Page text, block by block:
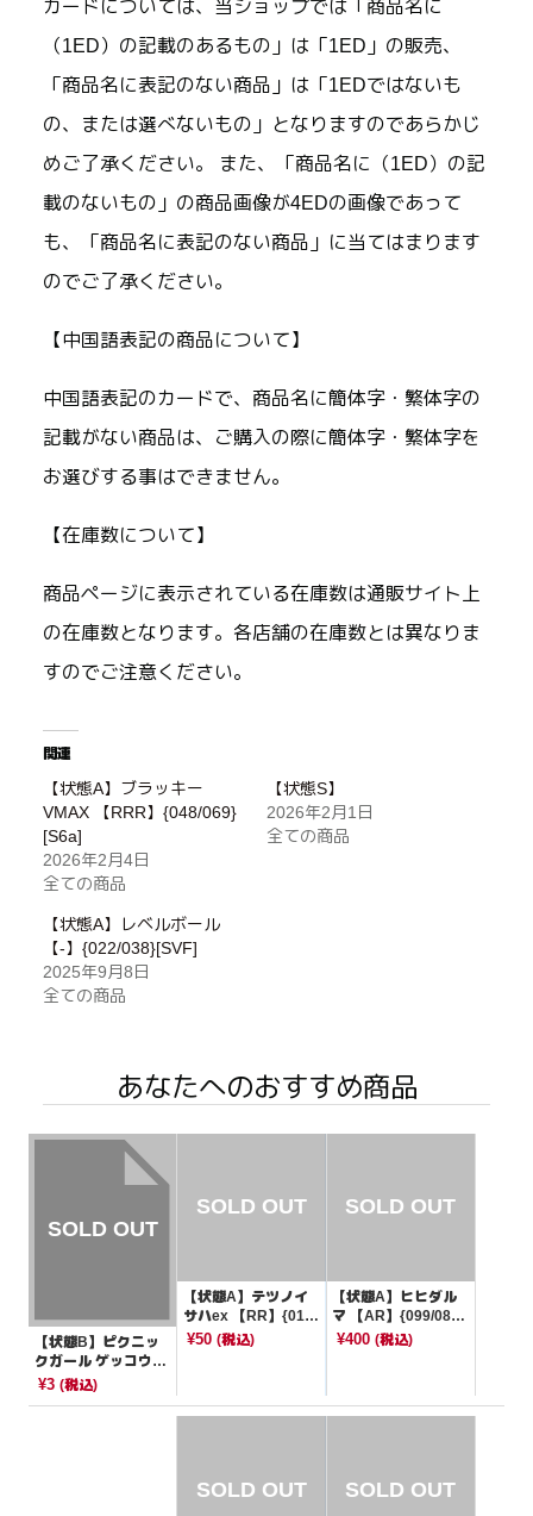
カードについては、当ショップでは「商品名に
（1ED）の記載のあるもの」は「1ED」の販売、
「商品名に表記のない商品」は「1EDではないも
の、または選べないもの」となりますのであらかじ
めご了承ください。 また、「商品名に（1ED）の記
載のないもの」の商品画像が4EDの画像であって
も、「商品名に表記のない商品」に当てはまります
のでご了承ください。
【中国語表記の商品について】
中国語表記のカードで、商品名に簡体字・繁体字の
記載がない商品は、ご購入の際に簡体字・繁体字を
お選びする事はできません。
【在庫数について】
商品ページに表示されている在庫数は通販サイト上
の在庫数となります。各店舗の在庫数とは異なりま
すのでご注意ください。
関連
【状態A】ブラッキー
VMAX 【RRR】{048/069}
[S6a]
2026年2月4日
全ての商品
【状態S】
2026年2月1日
全ての商品
【状態A】レベルボール
【-】{022/038}[SVF]
2025年9月8日
全ての商品
あなたへのおすすめ商品
【状態B】ピクニッ
クガール ゲッコウガ
マーク【-】{065/06
¥3 (税込)
【状態A】テツノイ
サハex 【RR】{016/
187}[SV8a]
¥50(税込)
【状態A】ヒヒダル
マ 【AR】{099/086}
[SV11B]
¥400 (税込)